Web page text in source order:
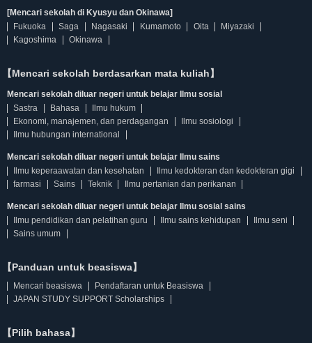
[Mencari sekolah di Kyusyu dan Okinawa]
Fukuoka
Saga Nagasaki Kumamoto Oita
Miyazaki
Kagoshima
Okinawa
【Mencari sekolah berdasarkan mata kuliah】
Mencari sekolah diluar negeri untuk belajar Ilmu sosial
Sastra
Bahasa
Ilmu hukum
Ekonomi, manajemen, dan perdagangan
Ilmu sosiologi
Ilmu hubungan international
Mencari sekolah diluar negeri untuk belajar Ilmu sains
Ilmu keperaawatan dan kesehatan
Ilmu kedokteran dan kedokteran gigi
farmasi
Sains Teknik Ilmu pertanian dan perikanan
Mencari sekolah diluar negeri untuk belajar Ilmu sosial sains
Ilmu pendidikan dan pelatihan guru
Ilmu sains kehidupan
Ilmu seni
Sains umum
【Panduan untuk beasiswa】
Mencari beasiswa
Pendaftaran untuk Beasiswa
JAPAN STUDY SUPPORT Scholarships
【Pilih bahasa】